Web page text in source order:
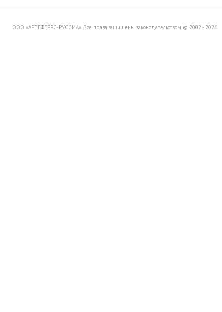
ООО «АРТЕФЕРРО-РУССИА». Все права защищены законодательством © 2002 - 2026